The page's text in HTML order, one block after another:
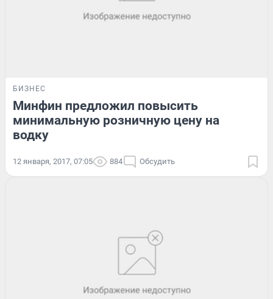
БИЗНЕС
Минфин предложил повысить
минимальную розничную цену на
водку
12 января, 2017, 07:05 884 Обсудить